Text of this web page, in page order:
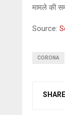
मामले की
Source:
CORONA
SHARE